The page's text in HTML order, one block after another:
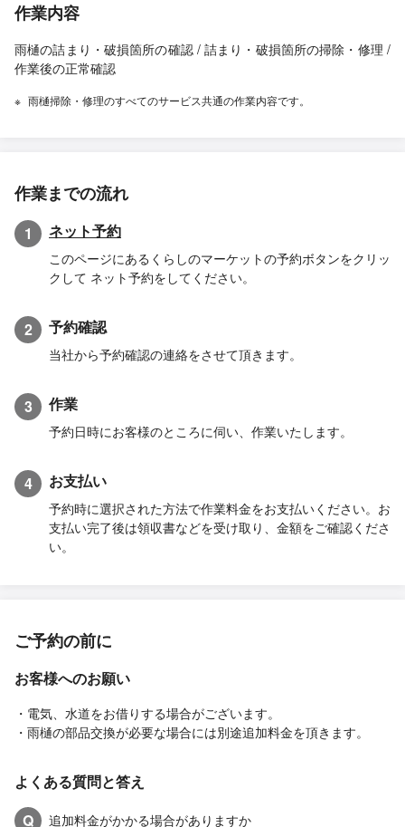
作業内容
雨樋の詰まり・破損箇所の確認 / 詰まり・破損箇所の掃除・修理 /
作業後の正常確認
雨樋掃除・修理のすべてのサービス共通の作業内容です。
作業までの流れ
1 ネット予約
このページにあるくらしのマーケットの予約ボタンをクリッ
クして ネット予約をしてください。
2 予約確認
当社から予約確認の連絡をさせて頂きます。
3 作業
予約日時にお客様のところに伺い、作業いたします。
4 お支払い
予約時に選択された方法で作業料金をお支払いください。お
支払い完了後は領収書などを受け取り、金額をご確認くださ
い。
ご予約の前に
お客様へのお願い
・電気、水道をお借りする場合がございます。
・雨樋の部品交換が必要な場合には別途追加料金を頂きます。
よくある質問と答え
Q
追加料金がかかる場合がありますか